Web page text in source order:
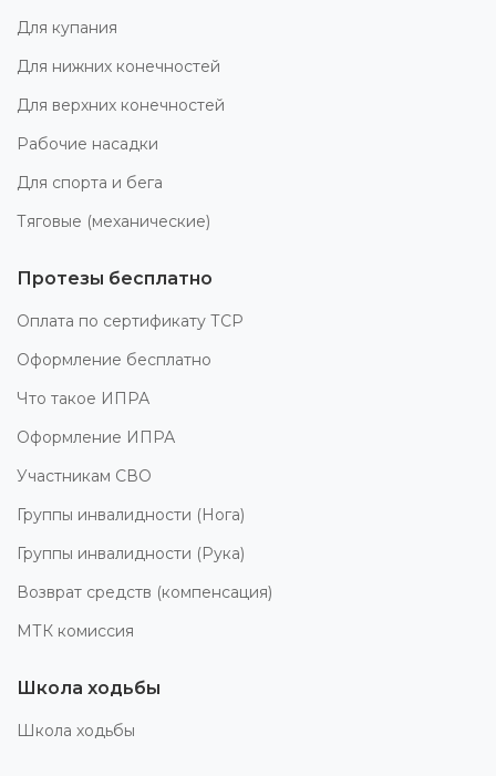
Для купания
Для нижних конечностей
Для верхних конечностей
Рабочие насадки
Для спорта и бега
Тяговые (механические)
Протезы бесплатно
Оплата по сертификату ТСР
Оформление бесплатно
Что такое ИПРА
Оформление ИПРА
Участникам СВО
Группы инвалидности (Нога)
Группы инвалидности (Рука)
Возврат средств (компенсация)
МТК комиссия
Школа ходьбы
Школа ходьбы